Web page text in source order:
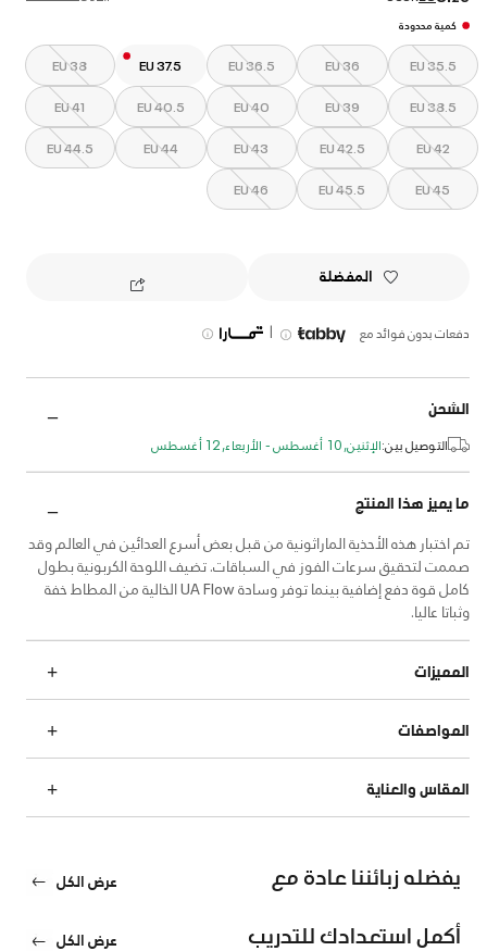
كمية محدودة
EU 35.5
EU 36
EU 36.5
EU 37.5
EU 38
EU 38.5
EU 39
EU 40
EU 40.5
EU 41
EU 42
EU 42.5
EU 43
EU 44
EU 44.5
EU 45
EU 45.5
EU 46
المفضلة
دفعات بدون فوائد مع |
الشحن
التوصيل بين:الإثنين, 10 أغسطس - الأربعاء, 12 أغسطس
ما يميز هذا المنتج
تم اختبار هذه الأحذية الماراثونية من قبل بعض أسرع العدائين في العالم وقد
صممت لتحقيق سرعات الفوز في السباقات. تضيف اللوحة الكربونية بطول
كامل قوة دفع إضافية بينما توفر وسادة UA Flow الخالية من المطاط خفة
وثباتا عاليا.
المميزات
المواصفات
المقاس والعناية
يفضله زبائننا عادة مع عرض الكل
أكمل استعدادك للتدريب عرض الكل